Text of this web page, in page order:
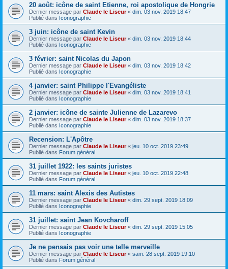
20 août: icône de saint Etienne, roi apostolique de Hongrie
Dernier message par Claude le Liseur« dim. 03 nov. 2019 18:47
Publié dans Iconographie
3 juin: icône de saint Kevin
Dernier message par Claude le Liseur« dim. 03 nov. 2019 18:44
Publié dans Iconographie
3 février: saint Nicolas du Japon
Dernier message par Claude le Liseur« dim. 03 nov. 2019 18:42
Publié dans Iconographie
4 janvier: saint Philippe l'Evangéliste
Dernier message par Claude le Liseur« dim. 03 nov. 2019 18:41
Publié dans Iconographie
2 janvier: icône de sainte Julienne de Lazarevo
Dernier message par Claude le Liseur« dim. 03 nov. 2019 18:37
Publié dans Iconographie
Recension: L'Apôtre
Dernier message par Claude le Liseur« jeu. 10 oct. 2019 23:49
Publié dans Forum général
31 juillet 1922: les saints juristes
Dernier message par Claude le Liseur« jeu. 10 oct. 2019 22:48
Publié dans Forum général
11 mars: saint Alexis des Autistes
Dernier message par Claude le Liseur« dim. 29 sept. 2019 18:09
Publié dans Iconographie
31 juillet: saint Jean Kovcharoff
Dernier message par Claude le Liseur« dim. 29 sept. 2019 15:05
Publié dans Iconographie
Je ne pensais pas voir une telle merveille
Dernier message par Claude le Liseur« sam. 28 sept. 2019 19:10
Publié dans Forum général